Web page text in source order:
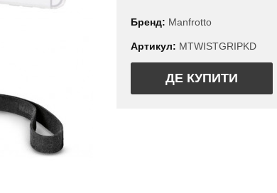
Бренд: Manfrotto
Артикул: MTWISTGRIPKD
ДЕ КУПИТИ